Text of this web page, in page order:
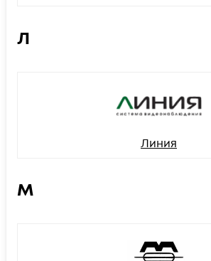
Л
Линия
М